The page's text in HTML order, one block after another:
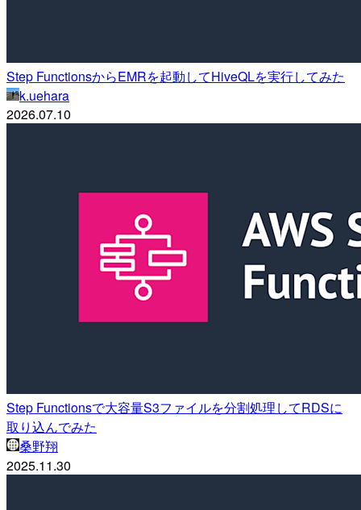
Step FunctionsからEMRを起動してHiveQLを実行してみた
k.uehara
2026.07.10
Step Functionsで大容量S3ファイルを分割処理してRDSに
取り込んでみた
桑野翔
2025.11.30